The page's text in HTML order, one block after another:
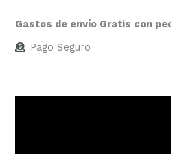
Gastos de envío Gratis con
Pago Seguro